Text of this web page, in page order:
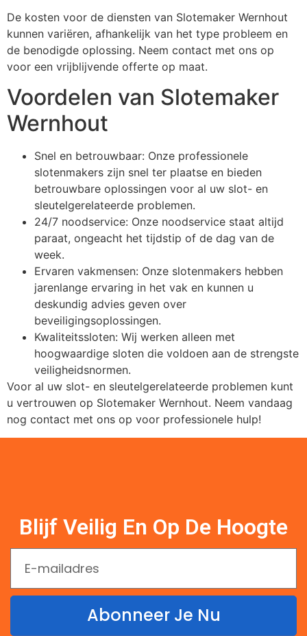
De kosten voor de diensten van Slotemaker Wernhout
kunnen variëren, afhankelijk van het type probleem en
de benodigde oplossing. Neem contact met ons op
voor een vrijblijvende offerte op maat.
Voordelen van Slotemaker
Wernhout
Snel en betrouwbaar: Onze professionele
slotenmakers zijn snel ter plaatse en bieden
betrouwbare oplossingen voor al uw slot- en
sleutelgerelateerde problemen.
24/7 noodservice: Onze noodservice staat altijd
paraat, ongeacht het tijdstip of de dag van de
week.
Ervaren vakmensen: Onze slotenmakers hebben
jarenlange ervaring in het vak en kunnen u
deskundig advies geven over
beveiligingsoplossingen.
Kwaliteitssloten: Wij werken alleen met
hoogwaardige sloten die voldoen aan de strengste
veiligheidsnormen.
Voor al uw slot- en sleutelgerelateerde problemen kunt
u vertrouwen op Slotemaker Wernhout. Neem vandaag
nog contact met ons op voor professionele hulp!
Blijf Veilig En Op De Hoogte
Abonneer Je Nu